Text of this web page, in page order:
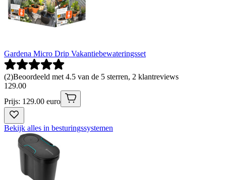
Gardena Micro Drip Vakantiebewateringsset
(2)Beoordeeld met 4.5 van de 5 sterren, 2 klantreviews
129.00
Prijs: 129.00 euro
Bekijk alles in besturingssystemen